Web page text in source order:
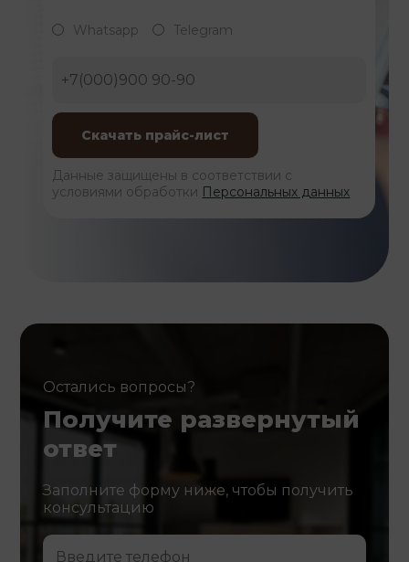
Whatsapp Telegram
Данные защищены в соответствии с
условиями обработки Персональных данных
Остались вопросы?
Получите развернутый
ответ
Заполните форму ниже, чтобы получить
консультацию